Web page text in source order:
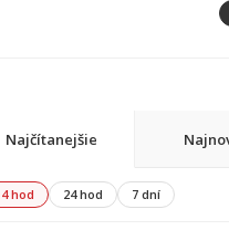
Najčítanejšie
4 hod 24 hod 7 dní